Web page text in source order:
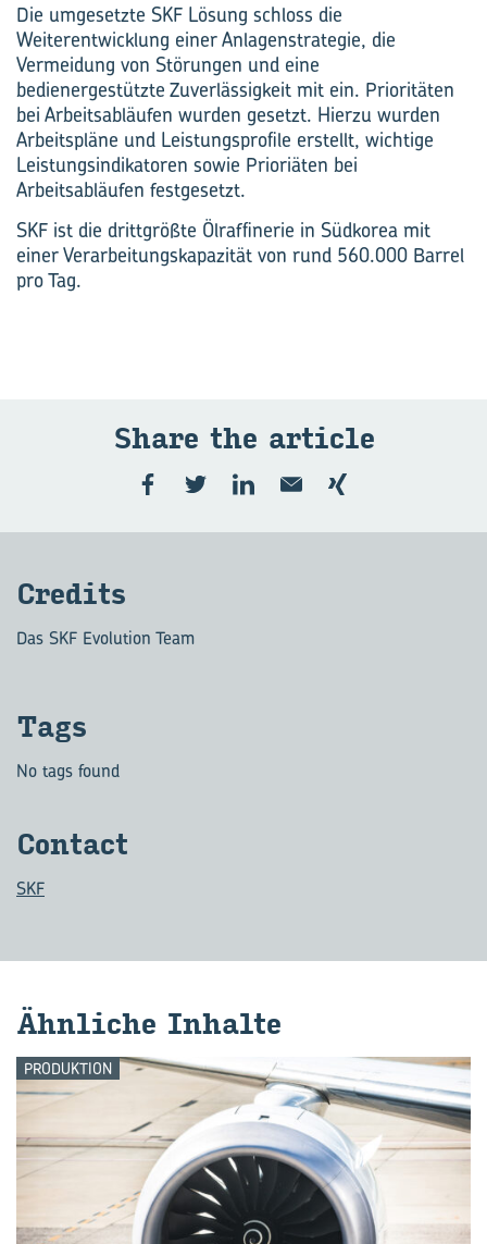
Die umgesetzte SKF Lösung schloss die
Weiterentwicklung einer Anlagenstrategie, die
Vermeidung von Störungen und eine
bedienergestützte Zuverlässigkeit mit ein. Prioritäten
bei Arbeitsabläufen wurden gesetzt. Hierzu wurden
Arbeitspläne und Leistungsprofile erstellt, wichtige
Leistungsindikatoren sowie Prioriäten bei
Arbeitsabläufen festgesetzt.
SKF ist die drittgrößte Ölraffinerie in Südkorea mit
einer Verarbeitungskapazität von rund 560.000 Barrel
pro Tag.
Share the ar­ticle
Cre­dits
Das SKF Evolution Team
Tags
No tags found
Con­tact
SKF
Ähn­li­che In­hal­te
PRODUKTION